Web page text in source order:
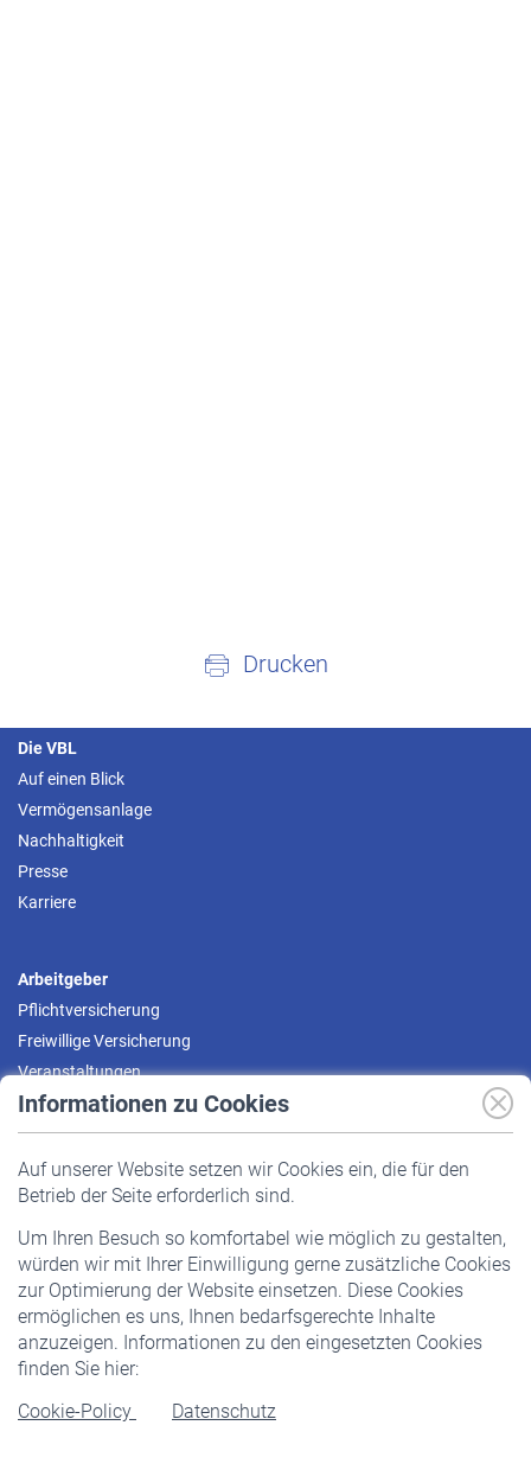
Informationen zu Cookies
Auf unserer Website setzen wir Cookies ein, die für den
Betrieb der Seite erforderlich sind.
Um Ihren Besuch so komfortabel wie möglich zu gestalten,
würden wir mit Ihrer Einwilligung gerne zusätzliche Cookies
zur Optimierung der Website einsetzen. Diese Cookies
ermöglichen es uns, Ihnen bedarfsgerechte Inhalte
anzuzeigen. Informationen zu den eingesetzten Cookies
finden Sie hier:
Cookie-Policy
Datenschutz
Drucken
Die VBL
Auf einen Blick
Vermögensanlage
Nachhaltigkeit
Presse
Karriere
Arbeitgeber
Pflichtversicherung
Freiwillige Versicherung
Veranstaltungen
Pflichtversicherung
Staatliche Förderung
Veranstaltungen
Rentner
Rentenbeginn
Rente beantragen